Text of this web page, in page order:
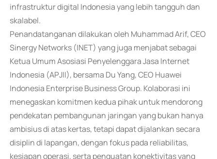
infrastruktur digital Indonesia yang lebih tangguh dan
skalabel.
Penandatanganan dilakukan oleh Muhammad Arif, CEO
Sinergy Networks (INET) yang juga menjabat sebagai
Ketua Umum Asosiasi Penyelenggara Jasa Internet
Indonesia (APJII), bersama Du Yang, CEO Huawei
Indonesia Enterprise Business Group. Kolaborasi ini
menegaskan komitmen kedua pihak untuk mendorong
pendekatan pembangunan jaringan yang bukan hanya
ambisius di atas kertas, tetapi dapat dijalankan secara
disiplin di lapangan, dengan fokus pada reliabilitas,
kesiapan operasi, serta penguatan konektivitas yang